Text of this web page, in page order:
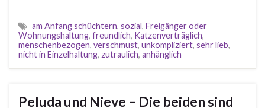
am Anfang schüchtern, sozial, Freigänger oder
Wohnungshaltung, freundlich, Katzenverträglich,
menschenbezogen, verschmust, unkompliziert, sehr lieb,
nicht in Einzelhaltung, zutraulich, anhänglich
Peluda und Nieve – Die beiden sind